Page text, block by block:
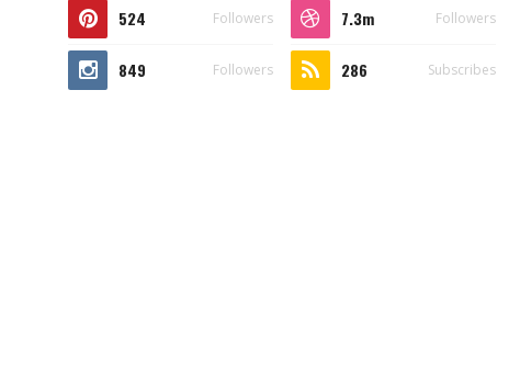
524 Followers 7.3m Followers
849 Followers 286 Subscribes